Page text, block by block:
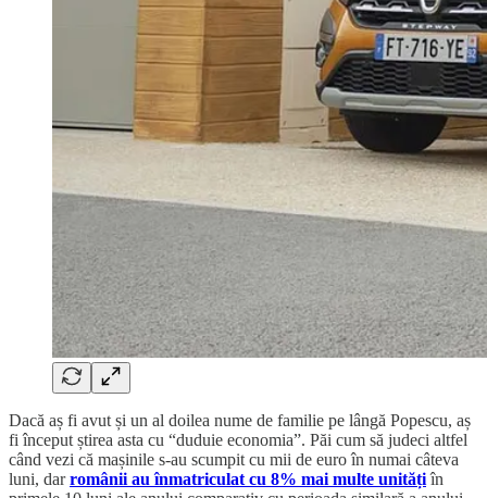
Dacă aș fi avut și un al doilea nume de familie pe lângă Popescu, aș
fi început știrea asta cu “duduie economia”. Păi cum să judeci altfel
când vezi că mașinile s-au scumpit cu mii de euro în numai câteva
luni, darromânii au înmatriculat cu 8% mai multe unitățiîn